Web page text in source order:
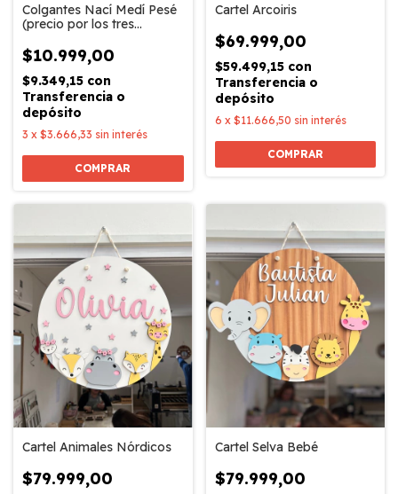
Colgantes Nací Medí Pesé
(precio por los tres
$10.999,00
$9.349,15 con
Transferencia o
depósito
3 x $3.666,33 sin interés
Cartel Arcoiris
$69.999,00
$59.499,15 con
Transferencia o
depósito
6 x $11.666,50 sin interés
COMPRAR
Cartel Animales Nórdicos
$79.999,00
Cartel Selva Bebé
$79.999,00